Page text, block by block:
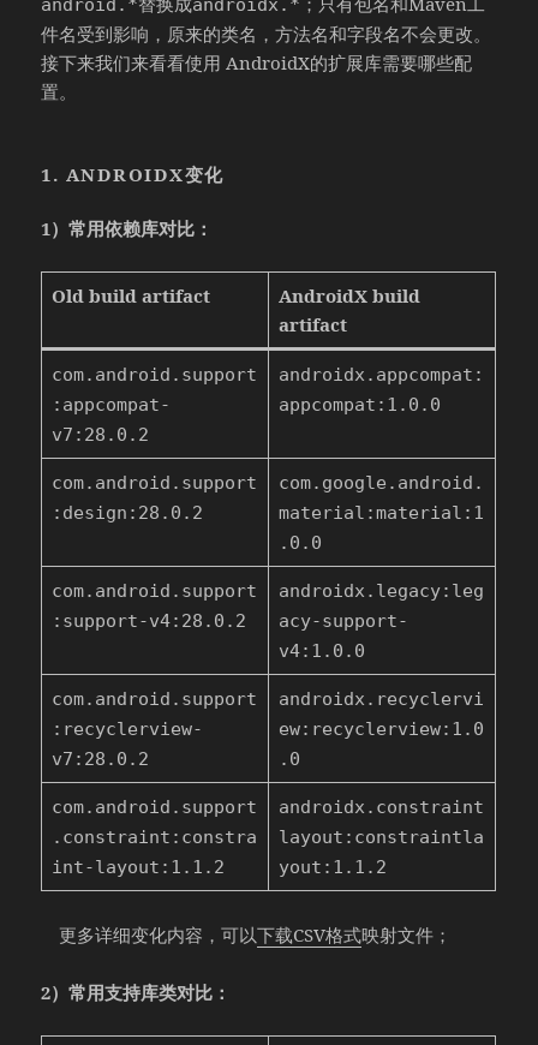
android.* androidx.*
件名受到影响，原来的类名，方法名和字段名不会更改。
接下来我们来看看使用 AndroidX的扩展库需要哪些配
置。
1. ANDROIDX变化
1）常用依赖库对比：
Old build artifact
AndroidX build
artifact
com.android.support
:appcompat-
v7:28.0.2
androidx.appcompat:
appcompat:1.0.0
com.android.support
:design:28.0.2
com.google.android.
material:material:1
.0.0
com.android.support
:support-v4:28.0.2
androidx.legacy:leg
acy-support-
v4:1.0.0
com.android.support
:recyclerview-
v7:28.0.2
androidx.recyclervi
ew:recyclerview:1.0
.0
com.android.support
.constraint:constra
int-layout:1.1.2
androidx.constraint
layout:constraintla
yout:1.1.2
更多详细变化内容，可以下载CSV格式映射文件；
2）常用支持库类对比：